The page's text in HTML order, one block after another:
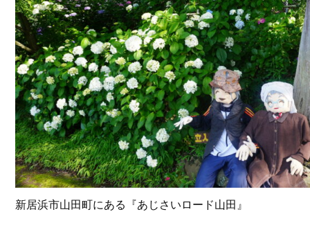
新居浜市山田町にある『あじさいロード山田』